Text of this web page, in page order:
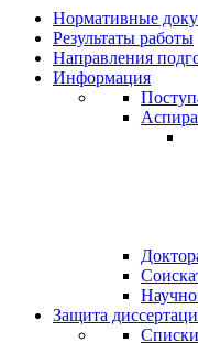
Нормативные
Результаты работы
Направления
Информация
Защита